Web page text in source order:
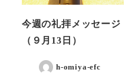
今週の礼拝メッセージ
（９月13日）
h-omiya-efc